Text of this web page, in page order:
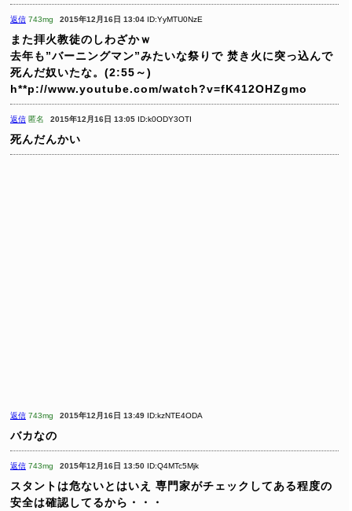
返信 743mg 2015年12月16日 13:04 ID:YyMTU0NzE
また拝火教徒のしわざかｗ
去年も”バーニングマン”みたいな祭りで 焚き火に突っ込んで
死んだ奴いたな。(2:55～)
h**p://www.youtube.com/watch?v=fK412OHZgmo
返信 匿名 2015年12月16日 13:05 ID:k0ODY3OTI
死んだんかい
返信 743mg 2015年12月16日 13:49 ID:kzNTE4ODA
バカなの
返信 743mg 2015年12月16日 13:50 ID:Q4MTc5Mjk
スタントは危ないとはいえ
専門家がチェックしてある程度の
安全は確認してるから・・・